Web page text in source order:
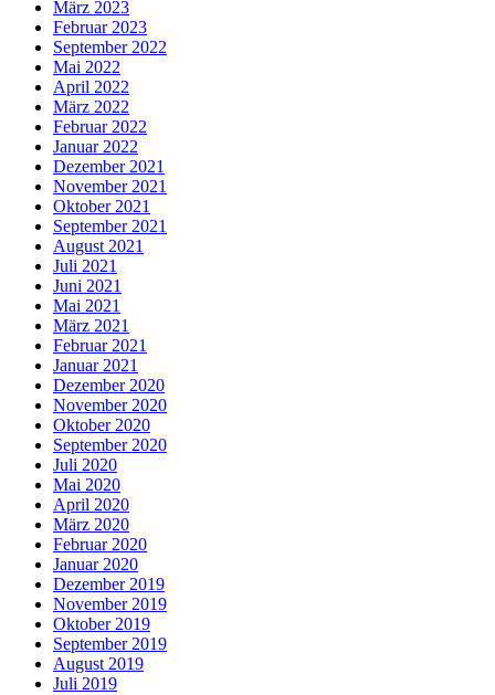
März 2023
Februar 2023
September 2022
Mai 2022
April 2022
März 2022
Februar 2022
Januar 2022
Dezember 2021
November 2021
Oktober 2021
September 2021
August 2021
Juli 2021
Juni 2021
Mai 2021
März 2021
Februar 2021
Januar 2021
Dezember 2020
November 2020
Oktober 2020
September 2020
Juli 2020
Mai 2020
April 2020
März 2020
Februar 2020
Januar 2020
Dezember 2019
November 2019
Oktober 2019
September 2019
August 2019
Juli 2019